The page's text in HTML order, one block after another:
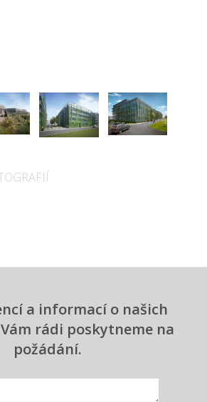
a informací o našich
rádi poskytneme na
požádání.